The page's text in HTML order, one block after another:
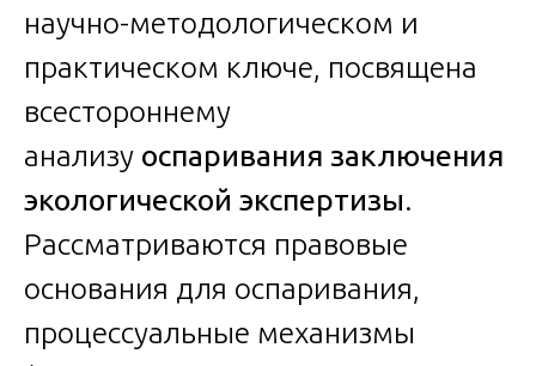
научно-методологическом и
практическом ключе, посвящена
всестороннему
анализу оспаривания заключения
экологической экспертизы.
Рассматриваются правовые
основания для оспаривания,
процессуальные механизмы